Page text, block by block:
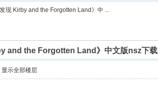
搜
发现 Kirby and the Forgotten Land》中 ...
and the Forgotten Land》中文版nsz下载
显示全部楼层